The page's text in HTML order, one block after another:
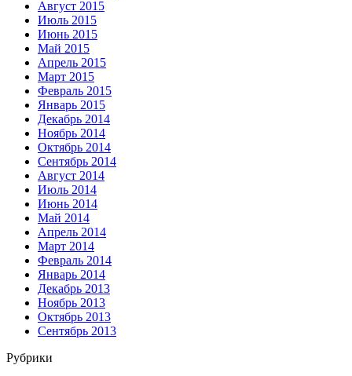
Август 2015
Июль 2015
Июнь 2015
Май 2015
Апрель 2015
Март 2015
Февраль 2015
Январь 2015
Декабрь 2014
Ноябрь 2014
Октябрь 2014
Сентябрь 2014
Август 2014
Июль 2014
Июнь 2014
Май 2014
Апрель 2014
Март 2014
Февраль 2014
Январь 2014
Декабрь 2013
Ноябрь 2013
Октябрь 2013
Сентябрь 2013
Рубрики